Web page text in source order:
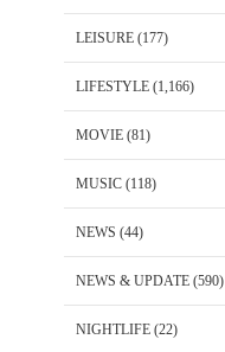
LEISURE (177)
LIFESTYLE (1,166)
MOVIE (81)
MUSIC (118)
NEWS (44)
NEWS & UPDATE (590)
NIGHTLIFE (22)